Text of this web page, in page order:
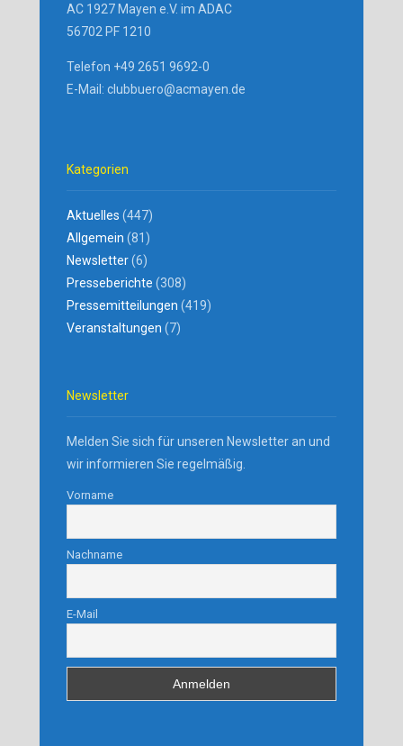
AC 1927 Mayen e.V. im ADAC
56702 PF 1210
Telefon +49 2651 9692-0
E-Mail: clubbuero@acmayen.de
Kategorien
Aktuelles (447)
Allgemein (81)
Newsletter(6)
Presseberichte (308)
Pressemitteilungen (419)
Veranstaltungen (7)
Newsletter
Melden Sie sich für unseren Newsletter an und
wir informieren Sie regelmäßig.
Vorname
Nachname
E-Mail